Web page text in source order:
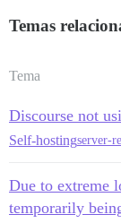
Temas
Tema
Discourse not
Self-hostingserver-
Due to extreme
temporarily